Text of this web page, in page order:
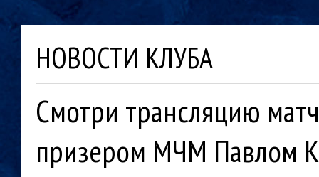
НОВОСТИ КЛУБА
Смотри трансляцию
призером МЧМ Павлом